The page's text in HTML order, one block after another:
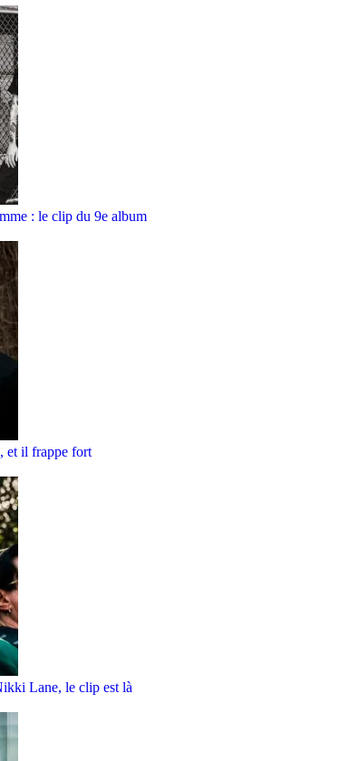
: le clip du 9e album
et il frappe fort
Lane, le clip est là